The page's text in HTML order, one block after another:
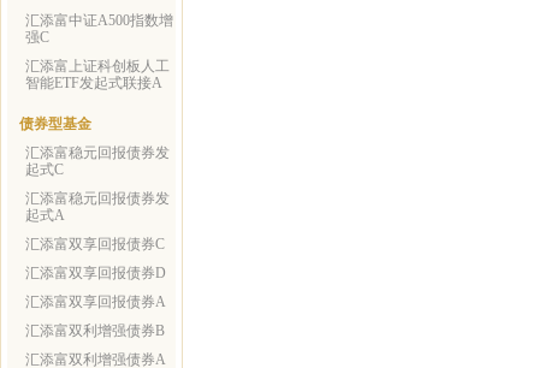
汇添富中证A500指数增
强C
汇添富上证科创板人工
智能ETF发起式联接A
债券型基金
汇添富稳元回报债券发
起式C
汇添富稳元回报债券发
起式A
汇添富双享回报债券C
汇添富双享回报债券D
汇添富双享回报债券A
汇添富双利增强债券B
汇添富双利增强债券A